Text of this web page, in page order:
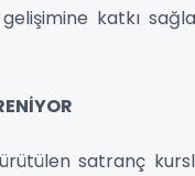
katkı
satranç